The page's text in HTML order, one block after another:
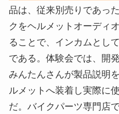
品は、従来別売りであっ
クをヘルメットオーディ
ることで、インカムとし
である。体験会では、開
みんたんさんが製品説明
ルメットへ装着し実際に
だ。バイクパーツ専門店